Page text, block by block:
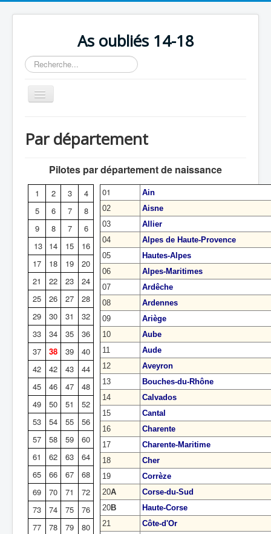
As oubliés 14-18
Rechercher
Basculer
la
Chronologie
Escadrilles
Organisation
Avions
Personnels
Formation
Doctrines
Batailles
Les As
Cahiers des As
Par département
Pilotes par département de naissance
1 2 3
4
5
6 7
8
9
8 7
6
13
14 15
16
17
18 19
20
21
22 23
24
25
26 27
28
29
30 31
32
33
34 35
36
37
38 39
40
42
42 43
44
45
46 47
48
49
50 51
52
53
54 55
56
57
58 59
60
61
62 63
64
65
66 67
68
69
70 71
72
73
74 75
76
77
78 79
80
01
Ain
02
Aisne
03
Allier
04
Alpes de Haute-Provence
05
Hautes-Alpes
06
Alpes-Maritimes
07
Ardêche
08
Ardennes
09
Ariège
10
Aube
11
Aude
12
Aveyron
13
Bouches-du-Rhône
14
Calvados
15
Cantal
16
Charente
17
Charente-Maritime
18
Cher
19
Corrèze
20A
Corse-du-Sud
20B
Haute-Corse
21
Côte-d'Or